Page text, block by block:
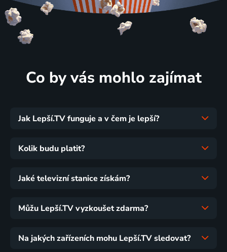
Co by vás mohlo zajímat
Jak Lepší.TV funguje a v čem je lepší?
Kolik budu platit?
Jaké televizní stanice získám?
Můžu Lepší.TV vyzkoušet zdarma?
Na jakých zařízeních mohu Lepší.TV sledovat?